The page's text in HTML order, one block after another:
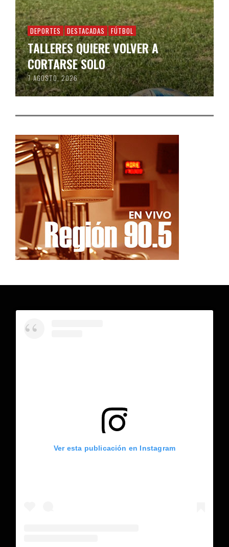
DEPORTES DESTACADAS FÚTBOL
TALLERES QUIERE VOLVER A
CORTARSE SOLO
7 AGOSTO, 2026
Ver esta publicación en Instagram